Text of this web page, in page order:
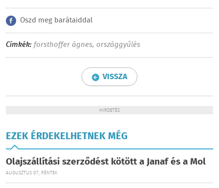
Oszd meg barátaiddal
Címkék: forsthoffer ágnes, országgyűlés
VISSZA
HIRDETÉS
EZEK ÉRDEKELHETNEK MÉG
Olajszállítási szerződést kötött a Janaf és a Mol
AUGUSZTUS 07., PÉNTEK